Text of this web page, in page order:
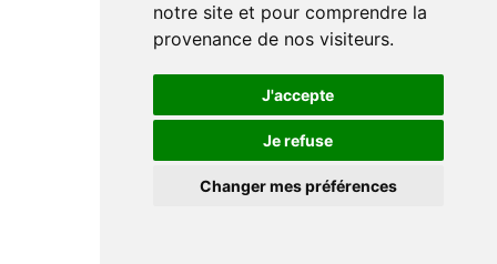
notre site et pour comprendre la
provenance de nos visiteurs.
J'accepte
Je refuse
Changer mes préférences